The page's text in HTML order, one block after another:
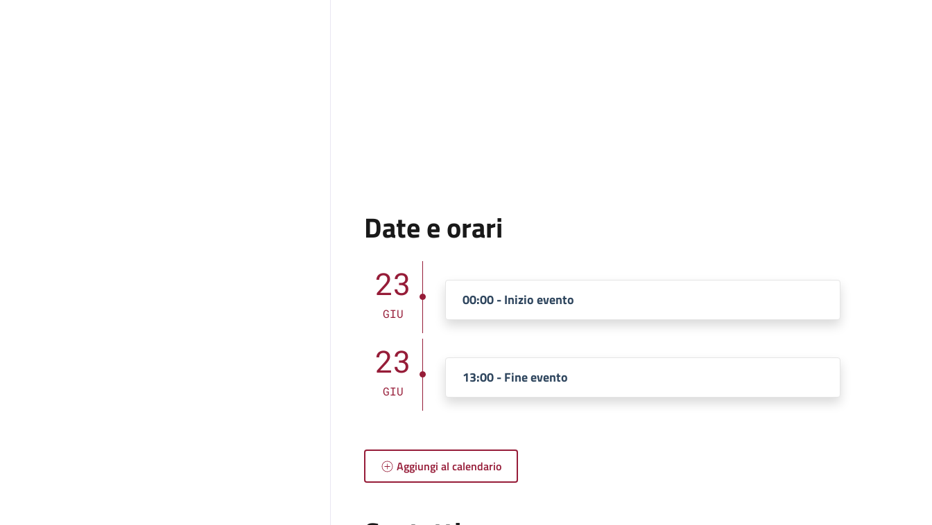
Date e orari
23
GIU
00:00 - Inizio evento
23
GIU
13:00 - Fine evento
Aggiungi al calendario